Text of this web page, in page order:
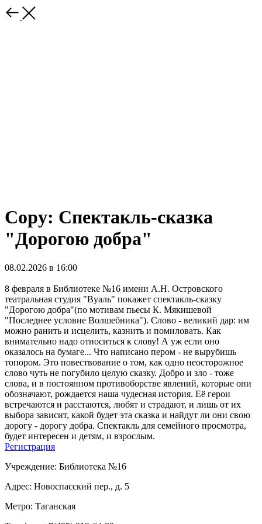
Copy: Спектакль-сказка
"Дорогою добра"
08.02.2026 в 16:00
8 февраля в Библиотеке №16 имени А.Н. Островского
театральная студия "Вуаль" покажет спектакль-сказку
"Дорогою добра"(по мотивам пьесы К. Мякишевой
"Последнее условие Волшебника"). Слово - великий дар: им
можно ранить и исцелить, казнить и помиловать. Как
внимательно надо относиться к слову! А уж если оно
оказалось на бумаге... Что написано пером - не вырубишь
топором. Это повествование о том, как одно неосторожное
слово чуть не погубило целую сказку. Добро и зло - тоже
слова, и в постоянном противоборстве явлений, которые они
обозначают, рождается наша чудесная история. Её герои
встречаются и расстаются, любят и страдают, и лишь от их
выбора зависит, какой будет эта сказка и найдут ли они свою
дорогу - дорогу добра. Спектакль для семейного просмотра,
будет интересен и детям, и взрослым.
Регистрация
Учреждение: Библиотека №16
Адрес: Новоспасский пер., д. 5
Метро: Таганская